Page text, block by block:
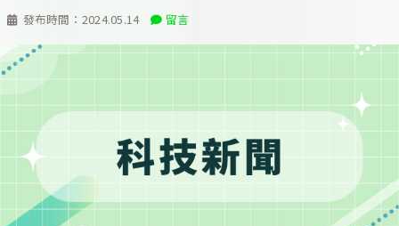
發布時間： 2024.05.14 留言